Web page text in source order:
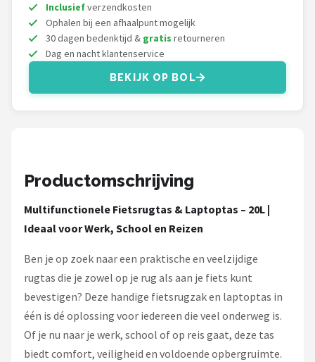
Schwalbe
Voltano
Cortina
Inclusiefverzendkosten
Ophalen bij een afhaalpunt mogelijk
30 dagen bedenktijd & gratis retourneren
Dag en nacht klantenservice
BEKIJK OP BOL
Productomschrijving
Multifunctionele Fietsrugtas & Laptoptas – 20L |
Ideaal voor Werk, School en Reizen
Ben je op zoek naar een praktische en veelzijdige
rugtas die je zowel op je rug als aan je fiets kunt
bevestigen? Deze handige fietsrugzak en laptoptas in
één is dé oplossing voor iedereen die veel onderweg is.
Of je nu naar je werk, school of op reis gaat, deze tas
biedt comfort, veiligheid en voldoende opbergruimte.